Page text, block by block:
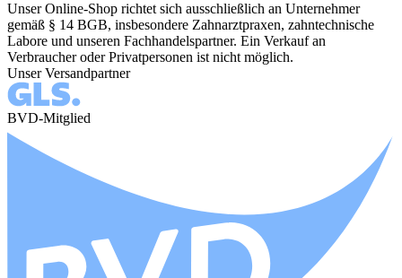
Unser Online-Shop richtet sich ausschließlich an Unternehmer
gemäß § 14 BGB, insbesondere Zahnarztpraxen, zahntechnische
Labore und unseren Fachhandelspartner. Ein Verkauf an
Verbraucher oder Privatpersonen ist nicht möglich.
Unser Versandpartner
BVD-Mitglied